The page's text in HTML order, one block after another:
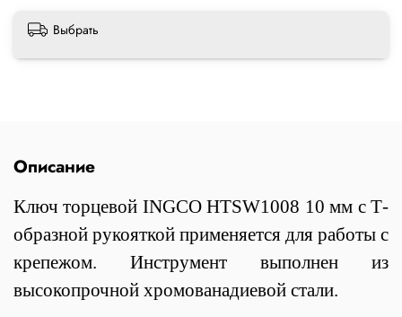
Выбрать
Описание
Ключ торцевой INGCO HTSW1008 10 мм с Т-
образной рукояткой применяется для работы с
крепежом. Инструмент выполнен из
высокопрочной хромованадиевой стали.